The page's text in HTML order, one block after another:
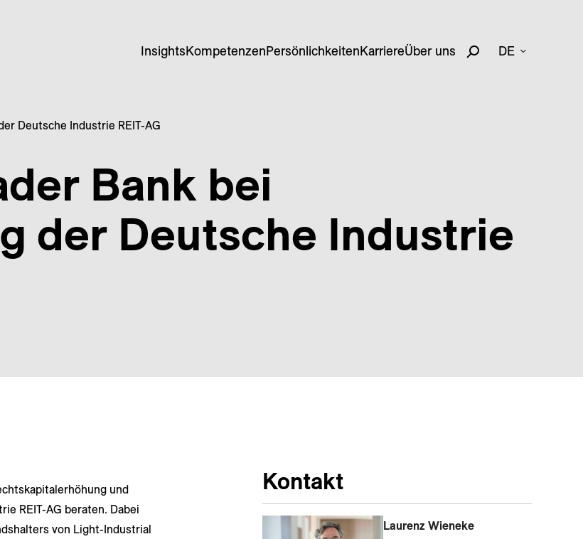
InsightsKompetenzenPersönlichkeitenKarriereÜber uns DE
Deutsche Industrie REIT-AG
Bank bei
der Deutsche Industrie
und
REIT-AG beraten. Dabei
von Light-Industrial
Kontakt
Laurenz Wieneke